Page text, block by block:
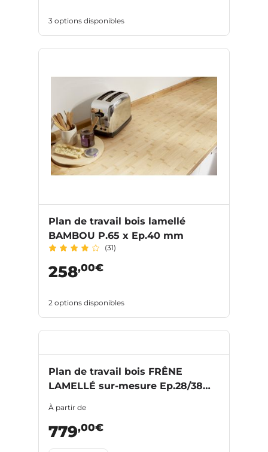
3 options disponibles
Plan de travail bois lamellé
BAMBOU P.65 x Ep.40 mm
(31)
258,00€
2 options disponibles
Plan de travail bois FRÊNE
LAMELLÉ sur-mesure Ep.28/38
À partir de
779,00€